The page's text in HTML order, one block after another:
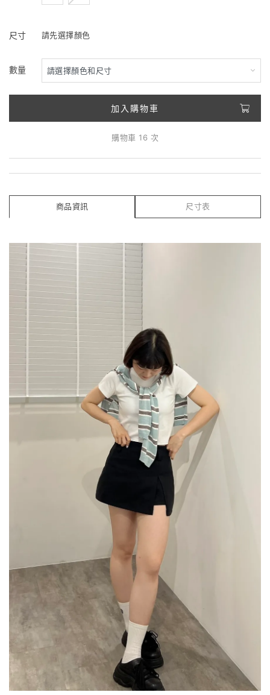
尺寸 請先選擇顏色
數量
加入購物車
購物車 16 次
商品資訊 尺寸表